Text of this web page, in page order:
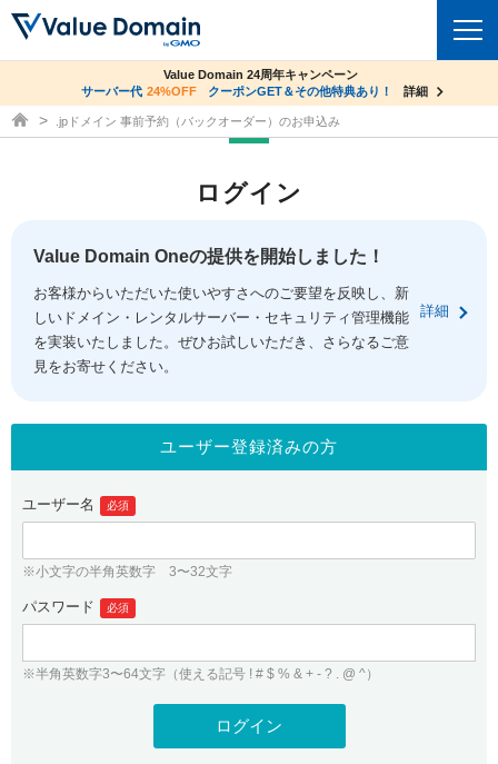
ドメイントップ
ドメイン移管
ドメイン価格一覧
ドメイン一括検索
.jpドメインオークション
gTLDオークション NEW!
.jpドメインバックオーダー
プレミアムドメイン
人気ドメインの種類
WHOIS検索
コアサーバー
バリューサーバー
XREA
セキュリティトップ
Value Domain ネットde診断
SSL証明書
サービストップ
お得意様割引
紹介制度
バリュードメインAPI
ドメイン・ホスティングOEM
facebook
ログイン
従来のバリュードメインをご利用希望の方
Value Domainにログイン
ユーザー登録
co.jpドメイン✕コアサーバーV2ビジネス応援キャンペーン
サーバー料金1年間無料
詳細
Value Domain 24周年キャンペーン
サーバー代 24%OFF クーポンGET＆その他特典あり！ 詳細
ドメイン取得ならバリュードメイン
.jpドメイン 事前予約（バックオーダー）のお申込み
ログイン
Value Domain Oneの提供を開始しました！
お客様からいただいた使いやすさへのご要望を反映し、新
しいドメイン・レンタルサーバー・セキュリティ管理機能
を実装いたしました。ぜひお試しいただき、さらなるご意
見をお寄せください。
詳細
ユーザー登録済みの方
ユーザー名 必須
※小文字の半角英数字 3〜32文字
パスワード 必須
※半角英数字3〜64文字（使える記号 ! # $ % & + - ? . @ ^）